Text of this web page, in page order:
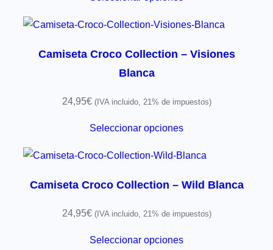
Camiseta Croco Collection – Visiones
Blanca
24,95€ (IVA incluido, 21% de impuestos)
Seleccionar opciones
Camiseta Croco Collection – Wild Blanca
24,95€ (IVA incluido, 21% de impuestos)
Seleccionar opciones